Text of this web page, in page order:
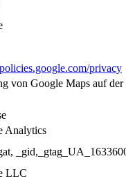
privacy
von Google Maps auf der
Analytics
LLC